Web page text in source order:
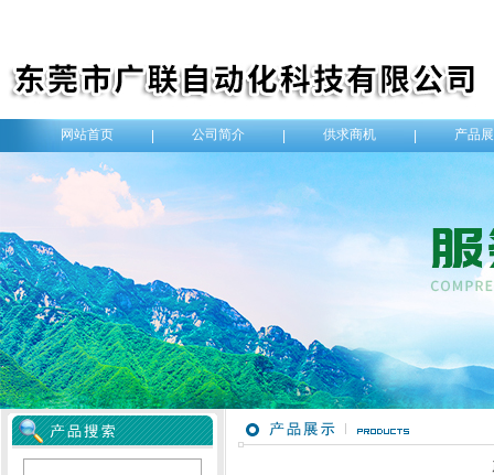
网站首页 公司简介 供求商机 产品